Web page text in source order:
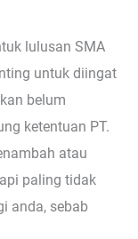
lulusan SMA
untuk diingat
belum
ketentuan PT.
atau
paling tidak
anda, sebab